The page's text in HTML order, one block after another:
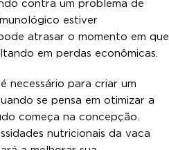
contra um problema de
estiver
atrasar o momento em que
em perdas econômicas.
necessário para criar um
se pensa em otimizar a
começa na concepção.
nutricionais da vaca